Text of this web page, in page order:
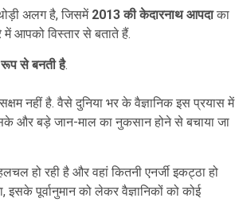
अलग है, जिसमें 2013 की केदारनाथ आपदाका
में आपको विस्तार से बताते हैं.
रूप से बनती है.
नहीं है. वैसे दुनिया भर के वैज्ञानिक इस प्रयास में
और बड़े जान-माल का नुकसान होने से बचाया जा
हो रही है और वहां कितनी एनर्जी इकट्ठा हो
पूर्वानुमान को लेकर वैज्ञानिकों को कोई